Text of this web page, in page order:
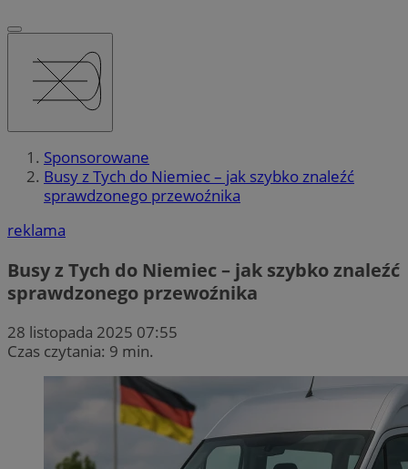
Sponsorowane
Busy z Tych do Niemiec – jak szybko znaleźć
sprawdzonego przewoźnika
reklama
Busy z Tych do Niemiec – jak szybko znaleźć
sprawdzonego przewoźnika
28 listopada 2025 07:55
Czas czytania: 9 min.